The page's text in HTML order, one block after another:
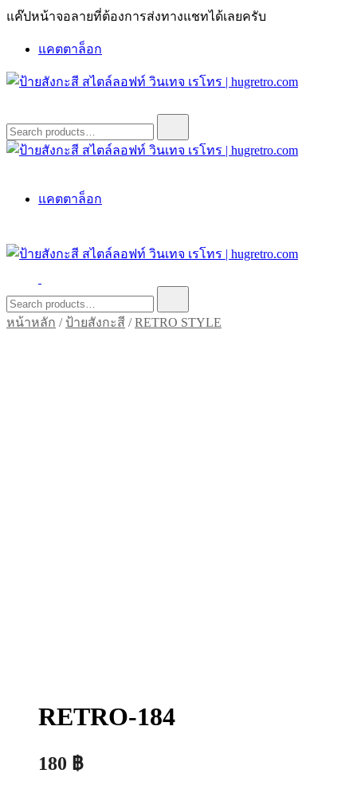
Skip
แค๊ปหน้าจอลายที่ต้องการส่งทางแชทได้เลยครับ
แคตตาล็อก
ป้ายสังกะสี สไตล์ลอฟท์ วินเทจ เรโทร | hugretro.com
ป้ายวินเทจ แต่งบ้าน ร้านกาแฟ ผับ โรงแรม ป้ายโค้ก เป็ปซี่เวสป้า
ฮาร์เล่ย์โฆษณาเก่าโบราณ มีราคาแบบสวยๆเพียบหรือสั่งทำโทร
O8664277II
for:
ฮาร์เล่ย์โฆษณาเก่าโบราณ มีราคาแบบสวยๆเพียบหรือสั่งทำโทร
แคตตาล็อก
ป้ายสังกะสี สไตล์ลอฟท์ วินเทจ เรโทร | hugretro.com
ป้ายวินเทจ แต่งบ้าน ร้านกาแฟ ผับ โรงแรม ป้ายโค้ก เป็ปซี่เวสป้า
ฮาร์เล่ย์โฆษณาเก่าโบราณ มีราคาแบบสวยๆเพียบหรือสั่งทำโทร
O8664277II
for:
หน้าหลัก / ป้ายสังกะสี /RETRO STYLE
RETRO-184
180 ฿